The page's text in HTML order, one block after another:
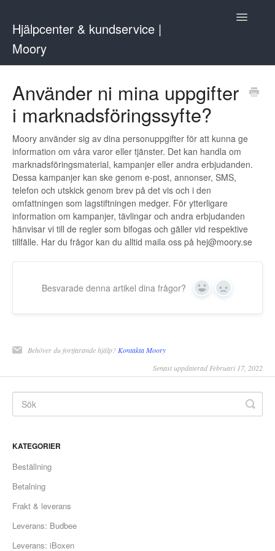
Hjälpcenter & kundservice |
Moory
Toggle
Använder ni mina uppgifter
i marknadsföringssyfte?
Moory använder sig av dina personuppgifter för att kunna ge
information om våra varor eller tjänster. Det kan handla om
marknadsföringsmaterial, kampanjer eller andra erbjudanden.
Dessa kampanjer kan ske genom e-post, annonser, SMS,
telefon och utskick genom brev på det vis och i den
omfattningen som lagstiftningen medger. För ytterligare
information om kampanjer, tävlingar och andra erbjudanden
hänvisar vi till de regler som bifogas och gäller vid respektive
tillfälle. Har du frågor kan du alltid maila oss på hej@moory.se
Besvarade denna artikel dina frågor? Yes No
Behöver du fortfarande hjälp?Kontakta Moory
Senast uppdaterad Februari 17, 2022
KATEGORIER
Beställning
Betalning
Frakt & leverans
Leverans: Budbee
Leverans: iBoxen